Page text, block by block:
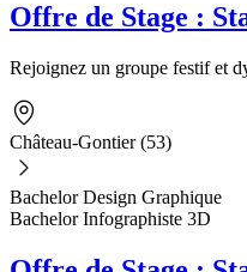
Offre de Stage :
Rejoignez un groupe festif et
Château-Gontier (53)
Bachelor Design Graphique
Bachelor Infographiste 3D